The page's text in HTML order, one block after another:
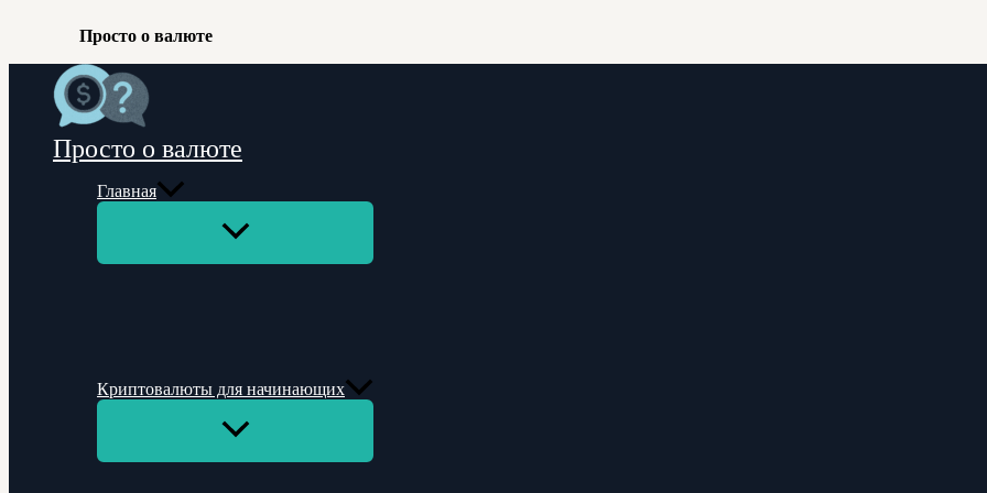
Просто о валюте
Перейти
содержимому
Просто о валюте
Главная
Переключатель
Криптовалюты для начинающих
Переключатель